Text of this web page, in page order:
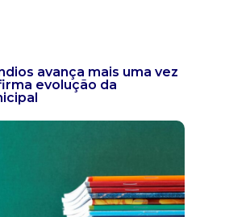
avança mais uma vez
evolução da